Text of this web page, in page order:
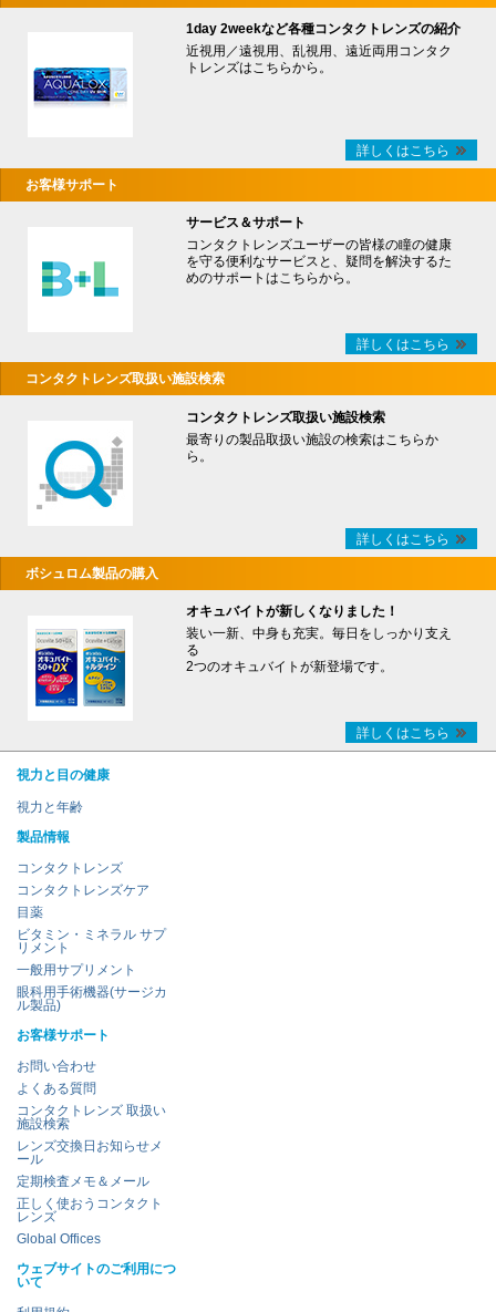
1day 2weekなど各種コンタクトレンズの紹介
近視用／遠視用、乱視用、遠近両用コンタク
トレンズはこちらから。
詳しくはこちら
お客様サポート
サービス＆サポート
コンタクトレンズユーザーの皆様の瞳の健康
を守る便利なサービスと、疑問を解決するた
めのサポートはこちらから。
詳しくはこちら
コンタクトレンズ取扱い施設検索
コンタクトレンズ取扱い施設検索
最寄りの製品取扱い施設の検索はこちらか
ら。
詳しくはこちら
ボシュロム製品の購入
オキュバイトが新しくなりました！
装い一新、中身も充実。毎日をしっかり支え
る
2つのオキュバイトが新登場です。
詳しくはこちら
視力と目の健康
視力と年齢
製品情報
コンタクトレンズ
コンタクトレンズケア
目薬
ビタミン・ミネラル サプ
リメント
一般用サプリメント
眼科用手術機器(サージカ
ル製品)
お客様サポート
お問い合わせ
よくある質問
コンタクトレンズ 取扱い
施設検索
レンズ交換日お知らせメ
ール
定期検査メモ＆メール
正しく使おうコンタクト
レンズ
Global Offices
ウェブサイトのご利用につ
いて